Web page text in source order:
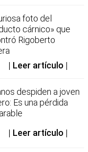
foto del
cárnico» que
Rigoberto
Leer artículo
despiden a joven
Es una pérdida
Leer artículo